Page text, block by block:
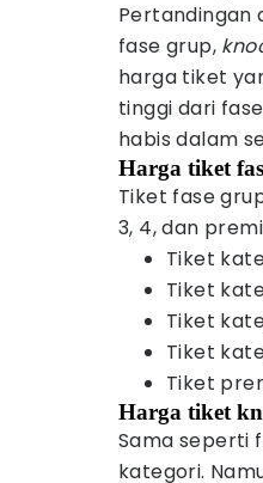
Pertandingan
fase grup,
harga tiket
tinggi dari
habis dalam
Harga tiket
Tiket fase
3, 4, dan
Tiket
Tiket
Tiket
Tiket
Tiket
Harga tiket
Sama seperti
kategori.